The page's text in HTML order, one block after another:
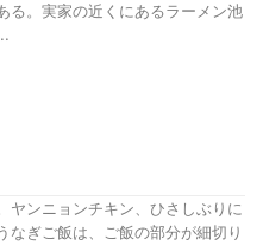
る。実家の近くにあるラーメン池
ヤンニョンチキン、ひさしぶりに
なぎご飯は、ご飯の部分が細切り